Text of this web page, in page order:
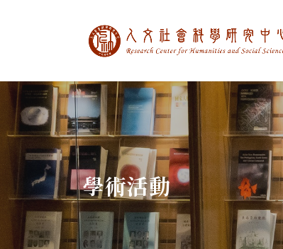
中央研究院人
學術活動